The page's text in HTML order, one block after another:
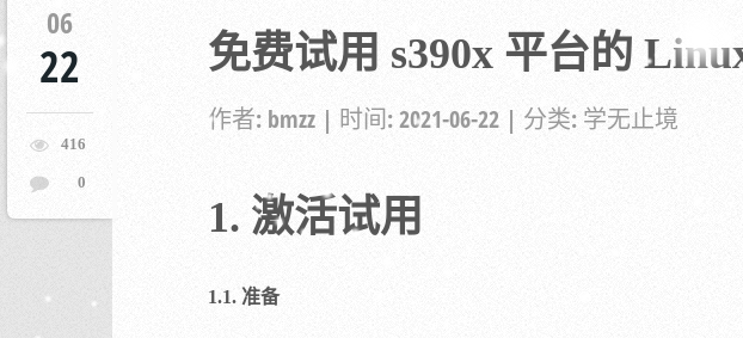
免费试用 s390x 平台的
作者: bmzz | 时间:2021-06-22 | 分类: 学无止境
06
22
416
0
1. 激活试用
1.1. 准备